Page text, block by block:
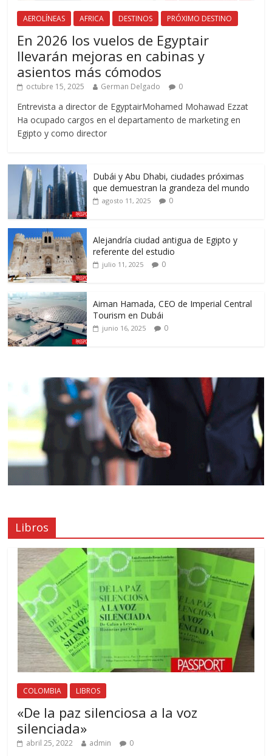
AEROLÍNEAS AFRICA DESTINOS PRÓXIMO DESTINO
En 2026 los vuelos de Egyptair
llevarán mejoras en cabinas y
asientos más cómodos
octubre 15, 2025 German Delgado 0
Entrevista a director de EgyptairMohamed Mohawad Ezzat
Ha ocupado cargos en el departamento de marketing en
Egipto y como director
Dubái y Abu Dhabi, ciudades próximas
que demuestran la grandeza del mundo
agosto 11, 2025 0
Alejandría ciudad antigua de Egipto y
referente del estudio
julio 11, 2025 0
Aiman Hamada, CEO de Imperial Central
Tourism en Dubái
junio 16, 2025 0
Libros
COLOMBIA LIBROS
«De la paz silenciosa a la voz
silenciada»
abril 25, 2022 admin 0